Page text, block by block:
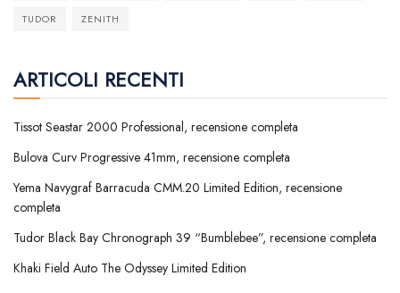
TUDOR ZENITH
ARTICOLI RECENTI
Tissot Seastar 2000 Professional, recensione completa
Bulova Curv Progressive 41mm, recensione completa
Yema Navygraf Barracuda CMM.20 Limited Edition, recensione
completa
Tudor Black Bay Chronograph 39 “Bumblebee”, recensione completa
Khaki Field Auto The Odyssey Limited Edition